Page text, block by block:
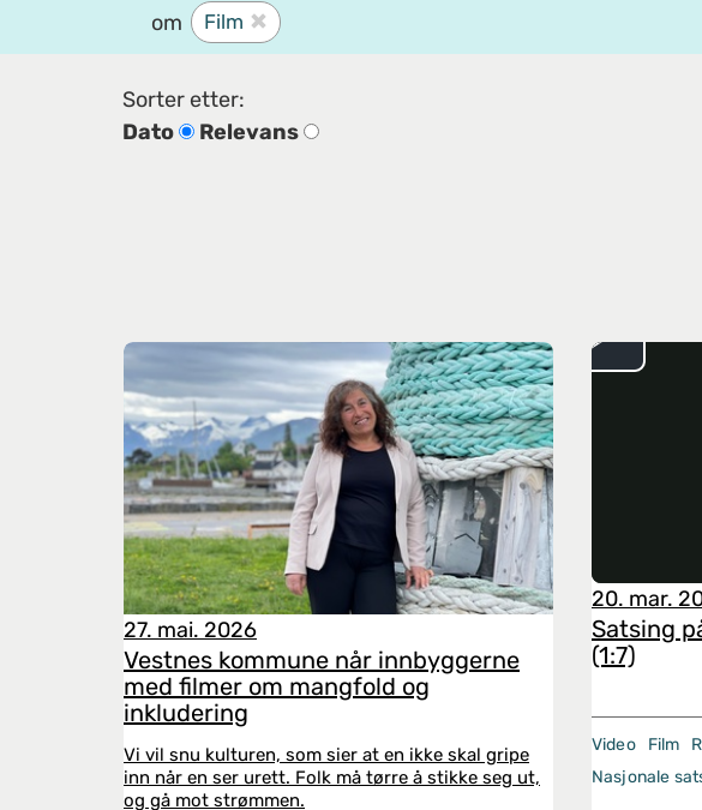
om
Film
Sorter etter:
Dato
Relevans
27. mai. 2026
Vestnes kommune når innbyggerne
med filmer om mangfold og
inkludering
Vi vil snu kulturen, som sier at en ikke skal gripe
inn når en ser urett. Folk må tørre å stikke seg ut,
og gå mot strømmen.
20. mar.
Satsing
(1:7)
Video Film
Nasjonale